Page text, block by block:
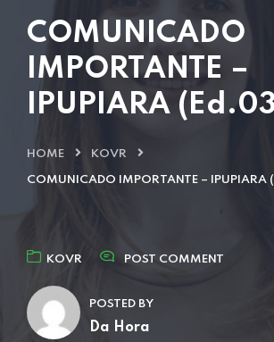
COMUNICADO
IMPORTANTE –
IPUPIARA
HOME KOVR
COMUNICADO IMPORTANTE – IPUPIARA
KOVR POST COMMENT
POSTED BY
Da Hora